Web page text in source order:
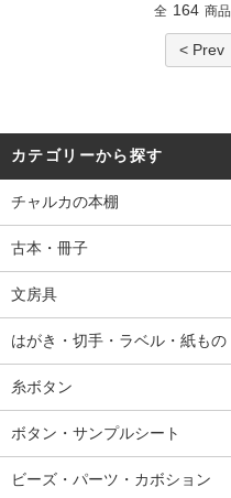
全 164 商品
< Prev
カテゴリーから探す
チャルカの本棚
古本・冊子
文房具
はがき・切手・ラベル・紙もの
糸ボタン
ボタン・サンプルシート
ビーズ・パーツ・カボション